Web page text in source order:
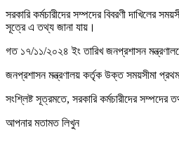
সরকারি কর্মচারীদের সম্পদের বিবরণী
সূত্রে এ তথ্য জানা যায়।
গত ১৭/১১/২০২৪ ইং তারিখ জনপ্রশাসন
জনপ্রশাসন মন্ত্রণালয় কর্তৃক উক্ত সময়সীমা
সংশ্লিষ্ট সূত্রমতে, সরকারি কর্মচারীদের সম্পদের
আপনার মতামত লিখুন